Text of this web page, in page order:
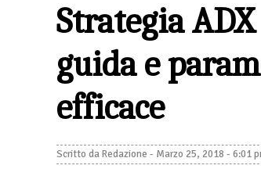
Strategia ADX
guida e
efficace
Scritto daRedazione - Marzo 25, 2018 - 6:01